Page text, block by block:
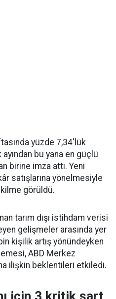
yüzde 7,34'lük
bu yana en güçlü
birine imza attı. Yeni
satışlarına yönelmesiyle
görüldü.
tarım dışı istihdam verisi
gelişmeler arasında yer
kişilik artış yönündeyken
ABD Merkez
ilişkin beklentileri etkiledi.
için 3 kritik şart